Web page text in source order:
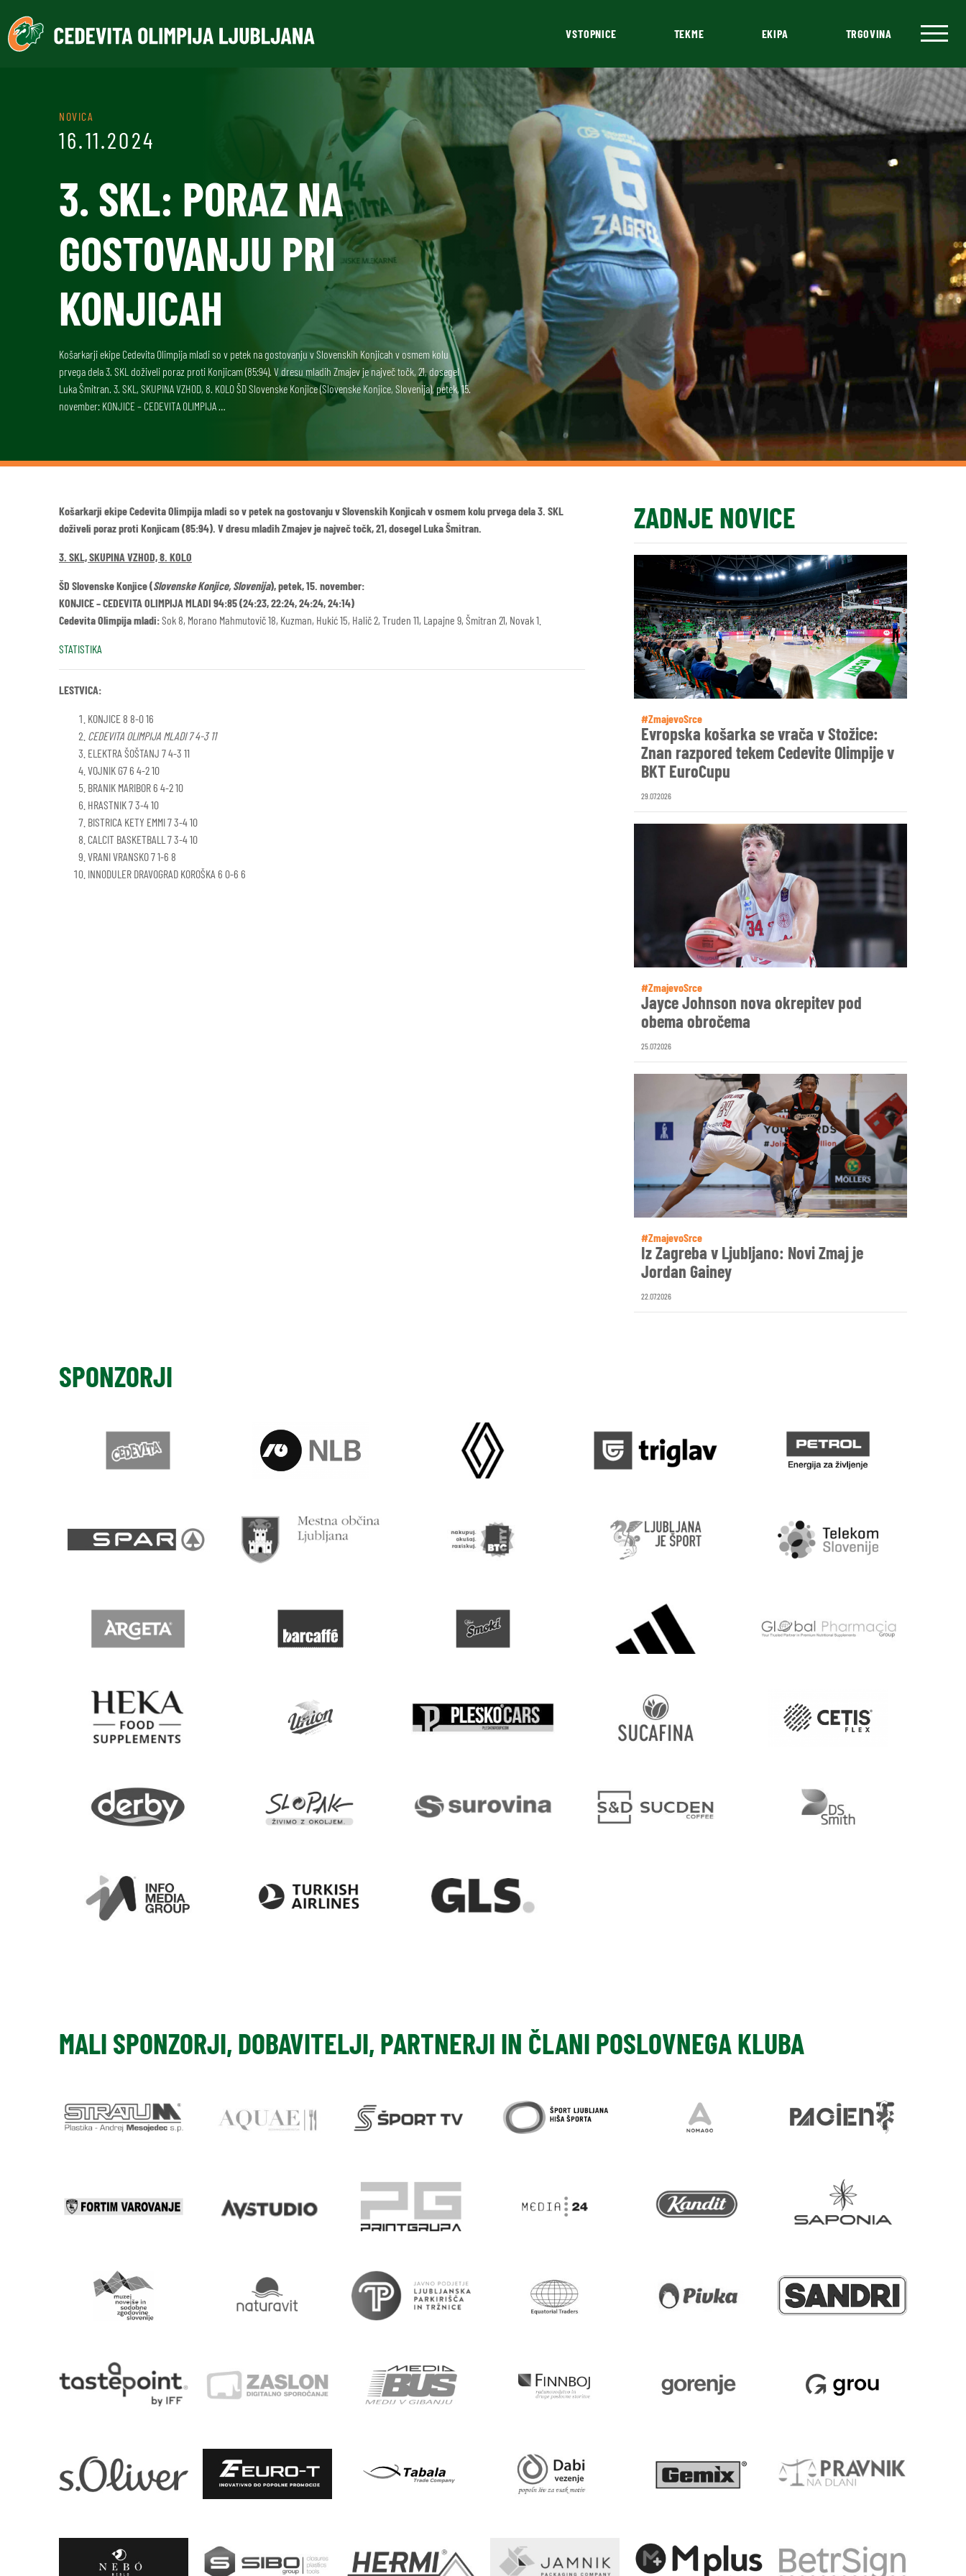
VSTOPNICE TEKME EKIPA TRGOVINA
NOVICA
16.11.2024
3. SKL: PORAZ NA
GOSTOVANJU PRI
KONJICAH
Košarkarji ekipe Cedevita Olimpija mladi so v petek na gostovanju v Slovenskih Konjicah v osmem kolu
prvega dela 3. SKL doživeli poraz proti Konjicam (85:94). V dresu mladih Zmajev je največ točk, 21, dosegel
Luka Šmitran. 3. SKL, SKUPINA VZHOD, 8. KOLO ŠD Slovenske Konjice (Slovenske Konjice, Slovenija), petek, 15.
november: KONJICE – CEDEVITA OLIMPIJA …
Košarkarji ekipe Cedevita Olimpija mladi so v petek na gostovanju v Slovenskih Konjicah v osmem kolu prvega dela 3. SKL
doživeli poraz proti Konjicam (85:94). V dresu mladih Zmajev je največ točk, 21, dosegel Luka Šmitran.
3. SKL, SKUPINA VZHOD, 8. KOLO
ŠD Slovenske Konjice (Slovenske Konjice, Slovenija), petek, 15. november:
KONJICE – CEDEVITA OLIMPIJA MLADI 94:85 (24:23, 22:24, 24:24, 24:14)
Cedevita Olimpija mladi:Sok 8, Morano Mahmutovič 18, Kuzman, Hukić 15, Halič 2, Truden 11, Lapajne 9, Šmitran 21, Novak 1.
STATISTIKA
LESTVICA:
KONJICE 8 8-0 16
CEDEVITA OLIMPIJA MLADI 7 4-3 11
ELEKTRA ŠOŠTANJ 7 4-3 11
VOJNIK G7 6 4-2 10
BRANIK MARIBOR 6 4-2 10
HRASTNIK 7 3-4 10
BISTRICA KETY EMMI 7 3-4 10
CALCIT BASKETBALL 7 3-4 10
VRANI VRANSKO 7 1-6 8
INNODULER DRAVOGRAD KOROŠKA 6 0-6 6
ZADNJE NOVICE
#ZmajevoSrce
Evropska košarka se vrača v Stožice:
Znan razpored tekem Cedevite Olimpije v
BKT EuroCupu
29.07.2026
#ZmajevoSrce
Jayce Johnson nova okrepitev pod
obema obročema
25.07.2026
#ZmajevoSrce
Iz Zagreba v Ljubljano: Novi Zmaj je
Jordan Gainey
22.07.2026
SPONZORJI
MALI SPONZORJI, DOBAVITELJI, PARTNERJI IN ČLANI POSLOVNEGA KLUBA